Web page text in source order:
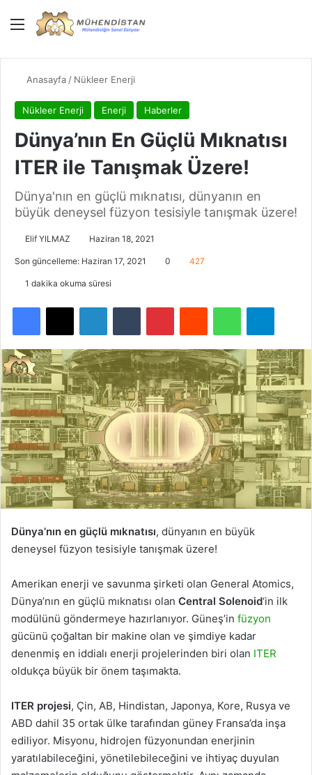
Menü
Anasayfa / Nükleer Enerji
Nükleer Enerji Enerji Haberler
Dünya’nın En Güçlü Mıknatısı
ITER ile Tanışmak Üzere!
Dünya'nın en güçlü mıknatısı, dünyanın en
büyük deneysel füzyon tesisiyle tanışmak üzere!
Elif YILMAZ Haziran 18, 2021
Son güncelleme: Haziran 17, 2021 0 427
1 dakika okuma süresi
Facebook
X LinkedInTumblr PinterestReddit WhatsApp
Dünya’nın en güçlü mıknatısı, dünyanın en büyük
deneysel füzyon tesisiyle tanışmak üzere!
Amerikan enerji ve savunma şirketi olan General Atomics,
Dünya’nın en güçlü mıknatısı olan Central Solenoid‘in ilk
modülünü göndermeye hazırlanıyor. Güneş’in füzyon
gücünü çoğaltan bir makine olan ve şimdiye kadar
denenmiş en iddialı enerji projelerinden biri olan ITER
oldukça büyük bir önem taşımakta.
ITER projesi, Çin, AB, Hindistan, Japonya, Kore, Rusya ve
ABD dahil 35 ortak ülke tarafından güney Fransa’da inşa
ediliyor. Misyonu, hidrojen füzyonundan enerjinin
yaratılabileceğini, yönetilebileceğini ve ihtiyaç duyulan